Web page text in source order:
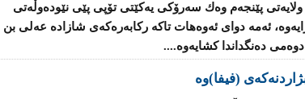
ولایەتی پێنجەم وەك سەرۆكی یەكێتی تۆپی پێی نێودەوڵەتی
ئەمە دوای ئەوەهات تاكە ركابەرەكەی شازادە عەلی بن
دەنگداندا كشایەوە....
(فیفا)وە